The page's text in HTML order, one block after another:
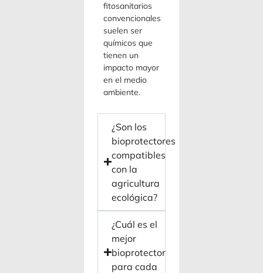
fitosanitarios
convencionales
suelen ser
químicos que
tienen un
impacto mayor
en el medio
ambiente.
¿Son los
bioprotectores
compatibles
con la
agricultura
ecológica?
¿Cuál es el
mejor
bioprotector
para cada